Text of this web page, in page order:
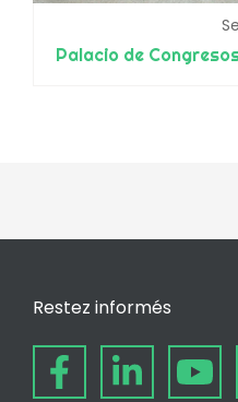
Palacio de
Restez informés